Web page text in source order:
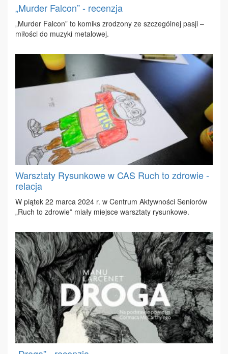
„Murder Falcon” - recenzja
„Mur­der Fal­con” to ko­miks zro­dzo­ny ze szcze­gól­nej pa­sji –
mi­ło­ści do mu­zy­ki me­ta­lo­wej.
Warsztaty Rysunkowe w CAS Ruch to zdrowie -
relacja
W pią­tek 22 mar­ca 2024 r. w Cen­trum Ak­tyw­no­ści Se­nio­rów
„Ruch to zdro­wie” mia­ły miej­sce warsz­ta­ty ry­sun­ko­we.